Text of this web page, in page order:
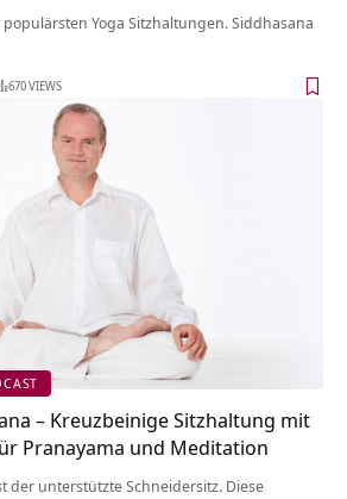
Yoga Sitzhaltungen. Siddhasana
670 VIEWS
– Kreuzbeinige Sitzhaltung mit
Pranayama und Meditation
der unterstützte Schneidersitz. Diese